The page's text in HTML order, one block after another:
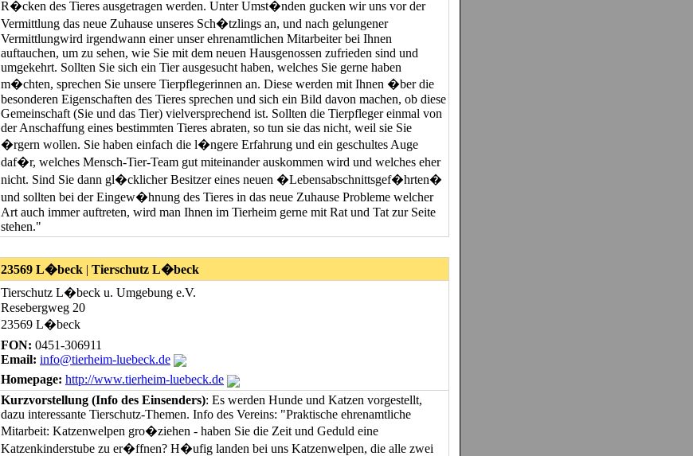
R�cken des Tieres ausgetragen werden. Unter Umst�nden gucken wir uns vor der
Vermittlung das neue Zuhause unseres Sch�tzlings an, und nach gelungener
Vermittlungwird irgendwann einer unser ehrenamtlichen Mitarbeiter bei Ihnen
auftauchen, um zu sehen, wie Sie mit dem neuen Hausgenossen zufrieden sind und
umgekehrt. Sollten Sie sich ein Tier ausgesucht haben, welches Sie gerne haben
m�chten, sprechen Sie unsere Tierpflegerinnen an. Diese werden mit Ihnen �ber die
besonderen Eigenschaften des Tieres sprechen und sich ein Bild davon machen, ob diese
Gemeinschaft (Sie und das Tier) vielversprechend ist. Sollten die Tierpfleger einmal von
der Anschaffung eines bestimmten Tieres abraten, so tun sie das nicht, weil sie Sie
�rgern wollen. Sie haben einfach die l�ngere Erfahrung und ein geschultes Auge
daf�r, welches Mensch-Tier-Team gut miteinander auskommen wird und welches eher
nicht. Sind Sie dann gl�cklicher Besitzer eines neuen �Lebensabschnittsgef�hrten�
und sollten bei der Eingew�hnung des Tieres in das neue Zuhause Probleme welcher
Art auch immer auftreten, wird man Ihnen im Tierheim gerne mit Rat und Tat zur Seite
stehen."
23569 L�beck | Tierschutz L�beck
Tierschutz L�beck u. Umgebung e.V.
Resebergweg 20
23569 L�beck
FON: 0451-306911
Email: info@tierheim-luebeck.de
Homepage: http://www.tierheim-luebeck.de
Kurzvorstellung (Info des Einsenders): Es werden Hunde und Katzen vorgestellt,
dazu interessante Tierschutz-Themen. Info des Vereins: "Praktische ehrenamtliche
Mitarbeit: Katzenwelpen gro�ziehen - haben Sie die Zeit und Geduld eine
Katzenkinderstube zu er�ffnen? H�ufig landen bei uns Katzenwelpen, die alle zwei